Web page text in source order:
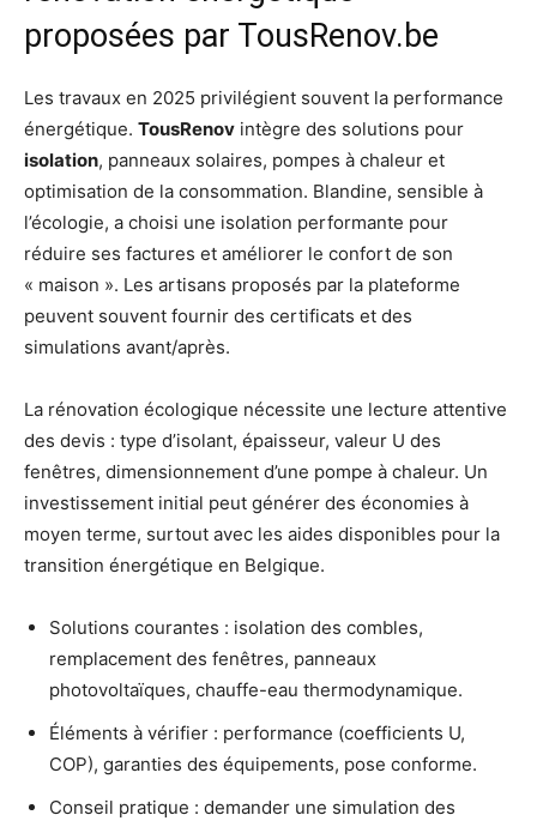
proposées par TousRenov.be
Les travaux en 2025 privilégient souvent la performance
énergétique. TousRenov intègre des solutions pour
isolation, panneaux solaires, pompes à chaleur et
optimisation de la consommation. Blandine, sensible à
l’écologie, a choisi une isolation performante pour
réduire ses factures et améliorer le confort de son
« maison ». Les artisans proposés par la plateforme
peuvent souvent fournir des certificats et des
simulations avant/après.
La rénovation écologique nécessite une lecture attentive
des devis : type d’isolant, épaisseur, valeur U des
fenêtres, dimensionnement d’une pompe à chaleur. Un
investissement initial peut générer des économies à
moyen terme, surtout avec les aides disponibles pour la
transition énergétique en Belgique.
Solutions courantes : isolation des combles,
remplacement des fenêtres, panneaux
photovoltaïques, chauffe-eau thermodynamique.
Éléments à vérifier : performance (coefficients U,
COP), garanties des équipements, pose conforme.
Conseil pratique : demander une simulation des